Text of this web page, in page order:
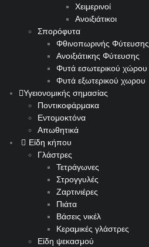
Χειμερινοί
Ανοιξιάτικοι
Σπορόφυτα
Φθινοπωρινής Φύτευσης
Ανοιξιάτικης Φύτευσης
Φυτά εσωτερικού χώρου
Φυτά εξωτερικού χωρου
Υγειονομικής σημασίας
Ποντικοφάρμακα
Εντομοκτόνα
Απωθητικά
Είδη κήπου
Γλάστρες
Τετράγωνες
Στρογγυλές
Ζαρτινιέρες
Πιάτα
Βάσεις νικέλ
Κεραμικές γλάστρες
Είδη ψεκασμού